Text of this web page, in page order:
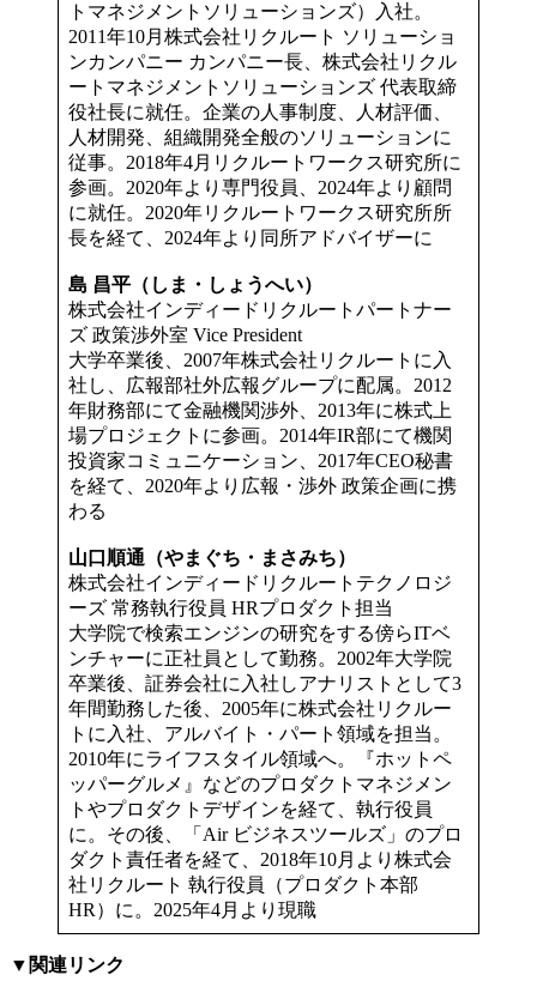
トマネジメントソリューションズ）入社。
2011年10月株式会社リクルート ソリューショ
ンカンパニー カンパニー長、株式会社リクル
ートマネジメントソリューションズ 代表取締
役社長に就任。企業の人事制度、人材評価、
人材開発、組織開発全般のソリューションに
従事。2018年4月リクルートワークス研究所に
参画。2020年より専門役員、2024年より顧問
に就任。2020年リクルートワークス研究所所
長を経て、2024年より同所アドバイザーに
島 昌平（しま・しょうへい）
株式会社インディードリクルートパートナー
ズ 政策渉外室 Vice President
大学卒業後、2007年株式会社リクルートに入
社し、広報部社外広報グループに配属。2012
年財務部にて金融機関渉外、2013年に株式上
場プロジェクトに参画。2014年IR部にて機関
投資家コミュニケーション、2017年CEO秘書
を経て、2020年より広報・渉外 政策企画に携
わる
山口順通（やまぐち・まさみち）
株式会社インディードリクルートテクノロジ
ーズ 常務執行役員 HRプロダクト担当
大学院で検索エンジンの研究をする傍らITベ
ンチャーに正社員として勤務。2002年大学院
卒業後、証券会社に入社しアナリストとして3
年間勤務した後、2005年に株式会社リクルー
トに入社、アルバイト・パート領域を担当。
2010年にライフスタイル領域へ。『ホットペ
ッパーグルメ』などのプロダクトマネジメン
トやプロダクトデザインを経て、執行役員
に。その後、「Air ビジネスツールズ」のプロ
ダクト責任者を経て、2018年10月より株式会
社リクルート 執行役員（プロダクト本部
HR）に。2025年4月より現職
▼関連リンク